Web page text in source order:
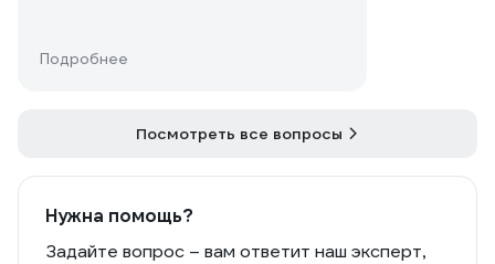
Подробнее
Посмотреть все вопросы
Нужна помощь?
Задайте вопрос – вам ответит наш эксперт,